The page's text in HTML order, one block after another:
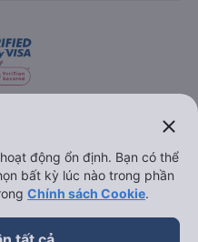
close
động ổn định. Bạn có thể
bất kỳ lúc nào trong phần
Chính sách Cookie.